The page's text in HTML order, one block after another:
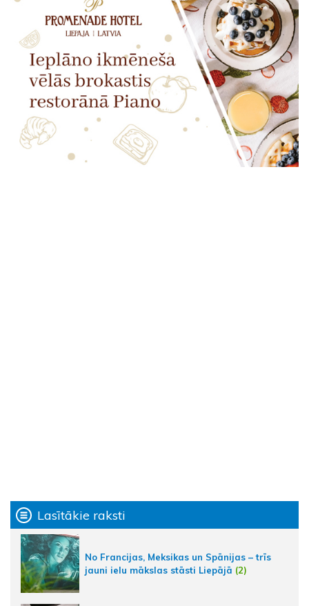
Lasītākie raksti
No Francijas, Meksikas un Spānijas – trīs
jauni ielu mākslas stāsti Liepājā (2)